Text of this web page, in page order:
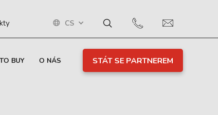
CS
BUY O NÁS STÁT SE PARTNEREM